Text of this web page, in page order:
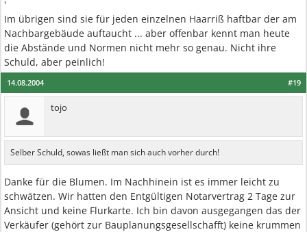
'
Im übrigen sind sie für jeden einzelnen Haarriß haftbar der am
Nachbargebäude auftaucht ... aber offenbar kennt man heute
die Abstände und Normen nicht mehr so genau. Nicht ihre
Schuld, aber peinlich!
#19
14.08.2004
tojo
Selber Schuld, sowas ließt man sich auch vorher durch!
Danke für die Blumen. Im Nachhinein ist es immer leicht zu
schwätzen. Wir hatten den Entgültigen Notarvertrag 2 Tage zur
Ansicht und keine Flurkarte. Ich bin davon ausgegangen das der
Verkäufer (gehört zur Bauplanungsgesellschafft) keine krummen